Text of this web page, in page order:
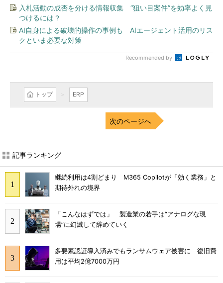
入札活動の成否を分ける情報収集 “狙い目案件”を効率よく見
つけるには？
AI自身による破壊的操作の事例も AIエージェント活用のリス
クといま必要な対策
Recommended by
トップ ERP
次のページへ
記事ランキング
継続利用は4割どまり M365 Copilotが「効く業務」と
期待外れの境界
「こんなはずでは」 製造業の若手は“アナログな現
場”に幻滅して辞めていく
多要素認証導入済みでもランサムウェア被害に 復旧費
用は平均2億7000万円